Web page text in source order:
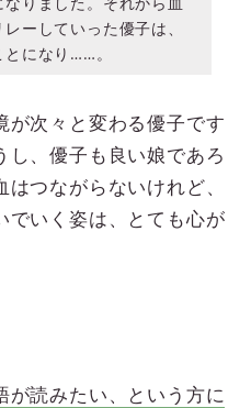
ーしていった優子は、
になり……。
が次々と変わる優子です
し、優子も良い娘であろ
つながらないけれど、
でいく姿は、とても心が
が読みたい、という方に